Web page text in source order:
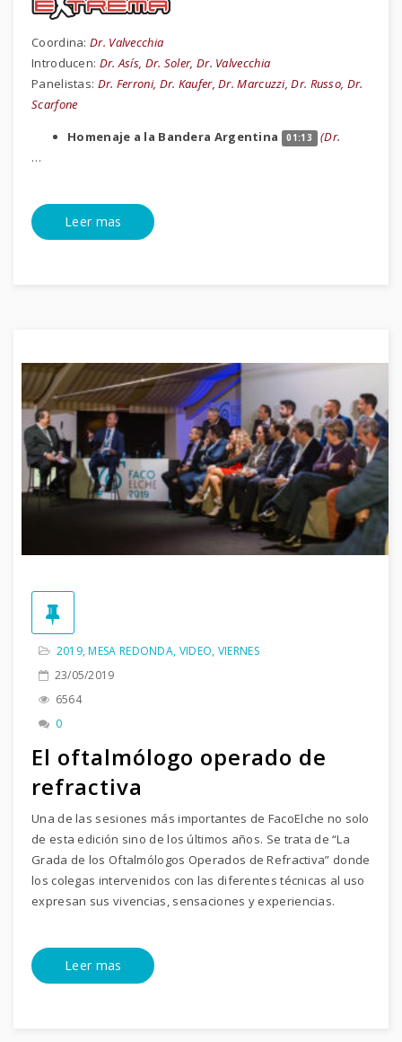
Coordina: Dr. Valvecchia
Introducen: Dr. Asís, Dr. Soler, Dr. Valvecchia
Panelistas: Dr. Ferroni, Dr. Kaufer, Dr. Marcuzzi, Dr. Russo, Dr.
Scarfone
Homenaje a la Bandera Argentina
01:13
(Dr.
…
Leer mas
2019,MESA REDONDA, VIDEO, VIERNES
23/05/2019
6564
0
El oftalmólogo operado de
refractiva
Una de las sesiones más importantes de FacoElche no solo
de esta edición sino de los últimos años. Se trata de “La
Grada de los Oftalmólogos Operados de Refractiva” donde
los colegas intervenidos con las diferentes técnicas al uso
expresan sus vivencias, sensaciones y experiencias.
Leer mas